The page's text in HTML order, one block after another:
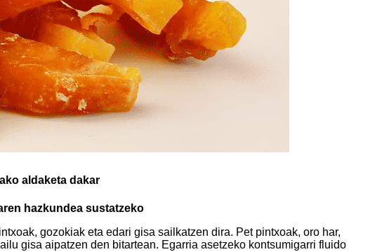
aldaketa dakar
hazkundea sustatzeko
gozokiak eta edari gisa sailkatzen dira. Pet pintxoak, oro har,
gisa aipatzen den bitartean. Egarria asetzeko kontsumigarri fluido